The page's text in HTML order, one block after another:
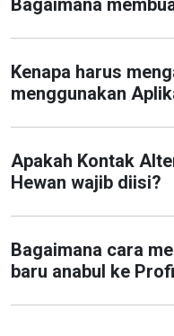
Bagaimana
Kenapa harus
menggunakan
Apakah Kontak
Hewan wajib diisi?
Bagaimana cara
baru anabul ke